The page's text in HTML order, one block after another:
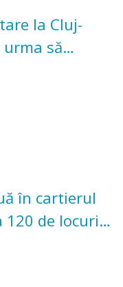
la Cluj-
să
an
în cartierul
120 de locuri